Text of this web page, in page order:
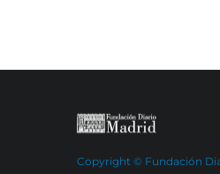
Copyright © Fundación